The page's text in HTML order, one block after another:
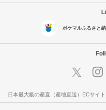
ポケマルふるさと
日本最大級の産直（産地直送）ECサイ